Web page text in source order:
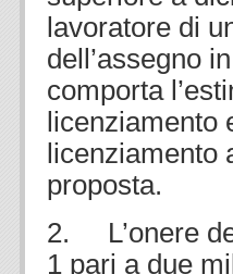
lavoratore di
dell’assegno
comporta
licenziamento
licenziamento
proposta.
2. L’onere
1 pari a due